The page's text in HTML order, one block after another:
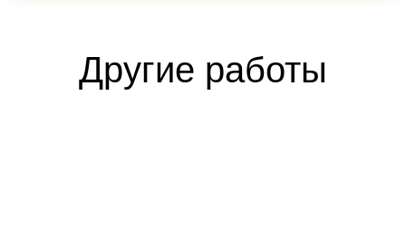
Другие работы